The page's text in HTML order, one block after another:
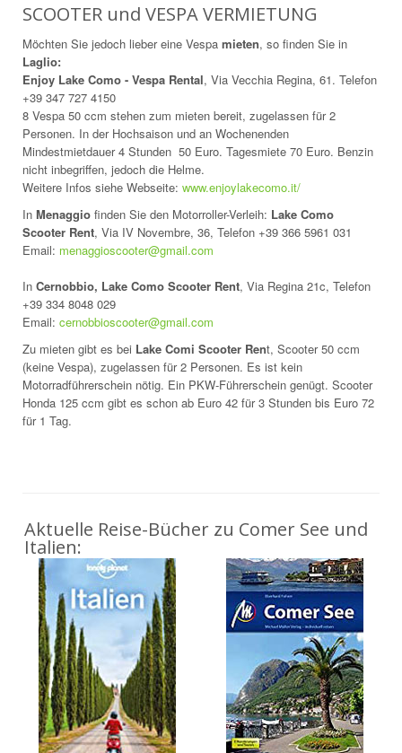
SCOOTER und VESPA VERMIETUNG
Möchten Sie jedoch lieber eine Vespa mieten, so finden Sie in
Laglio:
Enjoy Lake Como - Vespa Rental, Via Vecchia Regina, 61. Telefon
+39 347 727 4150
8 Vespa 50 ccm stehen zum mieten bereit, zugelassen für 2
Personen. In der Hochsaison und an Wochenenden
Mindestmietdauer 4 Stunden 50 Euro. Tagesmiete 70 Euro. Benzin
nicht inbegriffen, jedoch die Helme.
Weitere Infos siehe Webseite: www.enjoylakecomo.it/
In Menaggio finden Sie den Motorroller-Verleih: Lake Como
Scooter Rent, Via IV Novembre, 36, Telefon +39 366 5961 031
Email: menaggioscooter@gmail.com
In Cernobbio, Lake Como Scooter Rent, Via Regina 21c, Telefon
+39 334 8048 029
Email: cernobbioscooter@gmail.com
Zu mieten gibt es bei Lake Comi Scooter Rent, Scooter 50 ccm
(keine Vespa), zugelassen für 2 Personen. Es ist kein
Motorradführerschein nötig. Ein PKW-Führerschein genügt. Scooter
Honda 125 ccm gibt es schon ab Euro 42 für 3 Stunden bis Euro 72
für 1 Tag.
Aktuelle Reise-Bücher zu Comer See und
Italien: